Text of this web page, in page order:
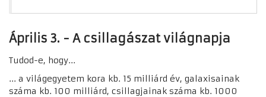
Április 3. - A csillagászat világnapja
Tudod-e, hogy...
... a világegyetem kora kb. 15 milliárd év, galaxisainak
száma kb. 100 milliárd, csillagjainak száma kb. 1000